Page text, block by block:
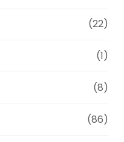
(22)
(1)
(8)
(86)